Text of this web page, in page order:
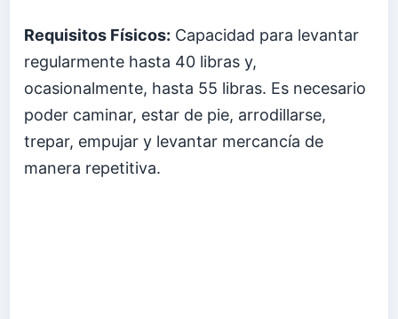
Requisitos Físicos: Capacidad para levantar
regularmente hasta 40 libras y,
ocasionalmente, hasta 55 libras. Es necesario
poder caminar, estar de pie, arrodillarse,
trepar, empujar y levantar mercancía de
manera repetitiva.